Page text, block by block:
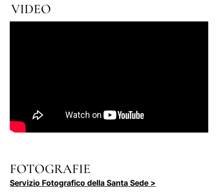
VIDEO
FOTOGRAFIE
Servizio Fotografico della Santa Sede >